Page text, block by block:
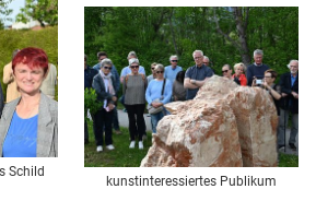
Schild
kunstinteressiertes Publikum